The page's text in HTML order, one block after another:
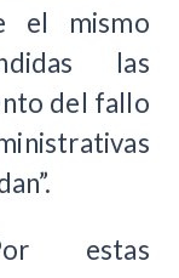
el mismo
las
del fallo
estas